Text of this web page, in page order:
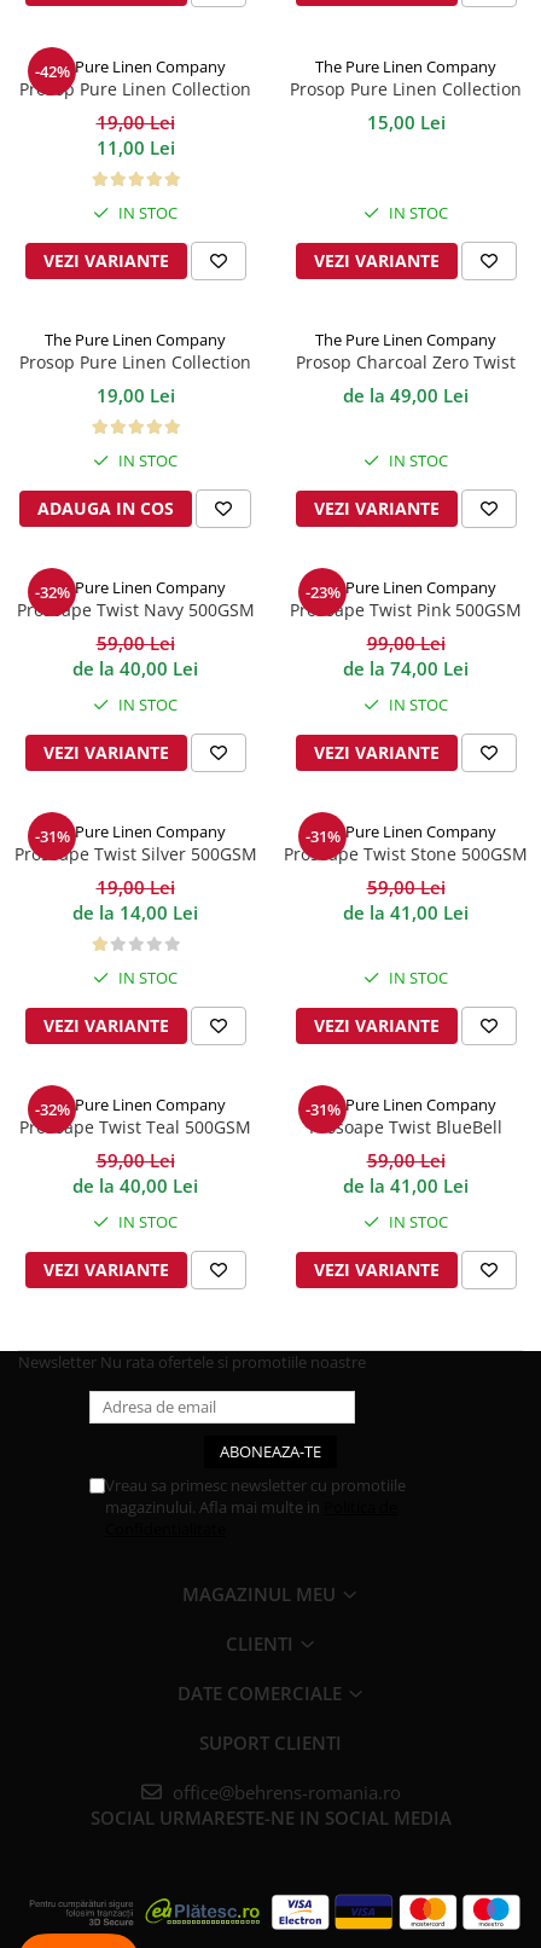
-42%
The Pure Linen Company
Prosop Pure Linen Collection
Aqua
19,00 Lei
11,00 Lei
IN STOC
VEZI VARIANTE
The Pure Linen Company
Prosop Pure Linen Collection
Electric
15,00 Lei
IN STOC
VEZI VARIANTE
The Pure Linen Company
Prosop Pure Linen Collection
Teal 500GSM
19,00 Lei
IN STOC
ADAUGA IN COS
The Pure Linen Company
Prosop Charcoal Zero Twist
500GSM
de la 49,00 Lei
IN STOC
VEZI VARIANTE
-32%
The Pure Linen Company
Prosoape Twist Navy 500GSM
59,00 Lei
de la 40,00 Lei
IN STOC
VEZI VARIANTE
-23%
The Pure Linen Company
Prosoape Twist Pink 500GSM
99,00 Lei
de la 74,00 Lei
IN STOC
VEZI VARIANTE
-31%
The Pure Linen Company
Prosoape Twist Silver 500GSM
19,00 Lei
de la 14,00 Lei
IN STOC
VEZI VARIANTE
-31%
The Pure Linen Company
Prosoape Twist Stone 500GSM
59,00 Lei
de la 41,00 Lei
IN STOC
VEZI VARIANTE
-32%
The Pure Linen Company
Prosoape Twist Teal 500GSM
59,00 Lei
de la 40,00 Lei
IN STOC
VEZI VARIANTE
-31%
The Pure Linen Company
Prosoape Twist BlueBell
500GSM
59,00 Lei
de la 41,00 Lei
IN STOC
VEZI VARIANTE
Newsletter Nu rata ofertele si promotiile noastre
Vreau sa primesc newsletter cu promotiile
magazinului. Afla mai multe in
MAGAZINUL MEU
CLIENTI
DATE COMERCIALE
SUPORT CLIENTI
office@behrens-romania.ro
SOCIAL URMARESTE-NE IN SOCIAL MEDIA